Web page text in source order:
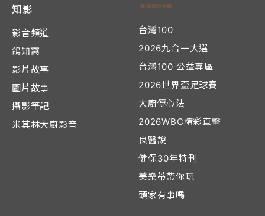
知影
影音頻道
鴿知窩
影片故事
圖片故事
攝影筆記
米其林大廚影音
台灣100
2026九合一大選
台灣100 公益專區
2026世界盃足球賽
大廚傳心法
2026WBC精彩直擊
良醫說
健保30年特刊
美樂蒂帶你玩
頭家有事嗎